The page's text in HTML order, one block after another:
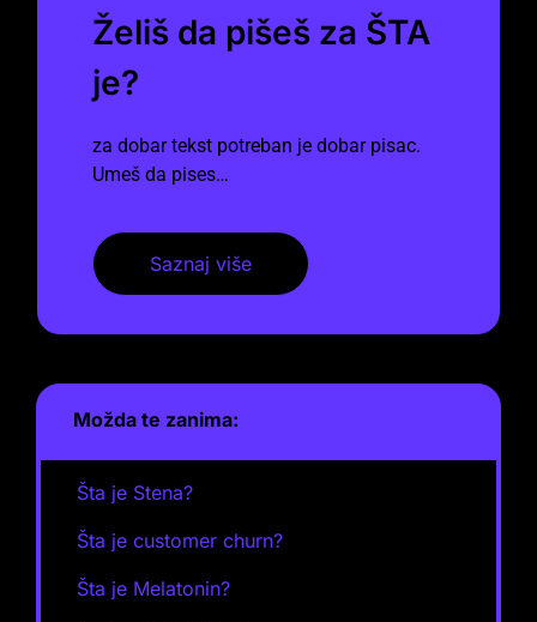
Želiš da pišeš za ŠTA
je?
za dobar tekst potreban je dobar pisac.
Umeš da pises…
Saznaj više
Možda te zanima:
Šta je Stena?
Šta je customer churn?
Šta je Melatonin?